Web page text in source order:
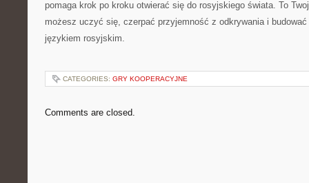
pomaga krok po kroku otwierać się do rosyjskiego świata. To
możesz uczyć się, czerpać przyjemność z odkrywania i budować
językiem rosyjskim.
CATEGORIES: GRY KOOPERACYJNE
Comments are closed.